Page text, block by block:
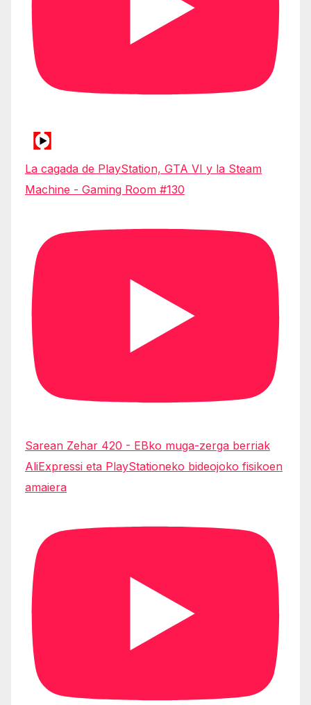
La cagada de PlayStation, GTA VI y la Steam
Machine - Gaming Room #130
Sarean Zehar 420 - EBko muga-zerga berriak
AliExpressi eta PlayStationeko bideojoko fisikoen
amaiera